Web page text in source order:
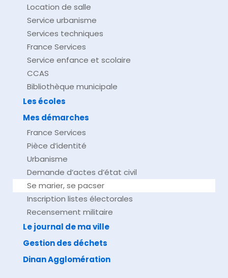
Location de salle
Service urbanisme
Services techniques
France Services
Service enfance et scolaire
CCAS
Bibliothèque municipale
Les écoles
Mes démarches
France Services
Pièce d’identité
Urbanisme
Demande d’actes d’état civil
Se marier, se pacser
Inscription listes électorales
Recensement militaire
Le journal de ma ville
Gestion des déchets
Dinan Agglomération